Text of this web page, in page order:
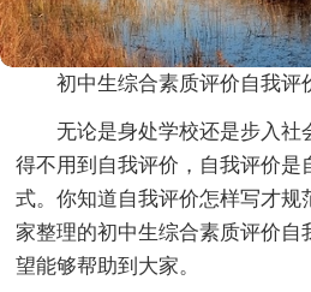
初中生综合素质评价自我评
无论是身处学校还是步入社
得不用到自我评价，自我评价是
式。你知道自我评价怎样写才规
家整理的初中生综合素质评价自
望能够帮助到大家。